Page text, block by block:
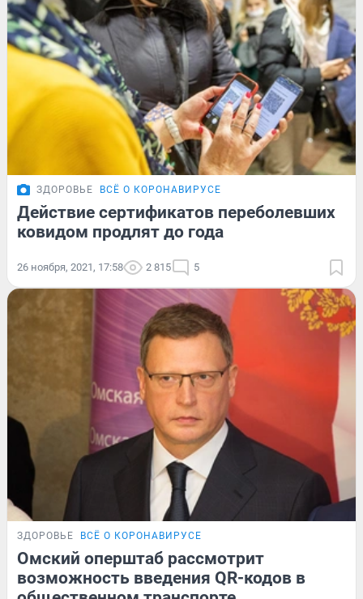
ЗДОРОВЬЕ ВСЁ О КОРОНАВИРУСЕ
Действие сертификатов переболевших
ковидом продлят до года
26 ноября, 2021, 17:58 2 815 5
ЗДОРОВЬЕ ВСЁ О КОРОНАВИРУСЕ
Омский оперштаб рассмотрит
возможность введения QR-кодов в